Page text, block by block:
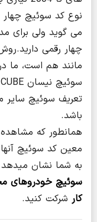
نوع کد سوئیچ چهار
چهار رقمی
مانند هم است، ما
تعریف سوئیچ
باشد.
همانطور که مشاهده
معین کد سوئیچ
به شما نشان میدهد
سوئیچ خودروهای
کار شرکت کنید.